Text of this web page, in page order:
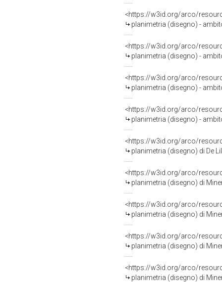
<https://w3id.org/arco/
planimetria (disegno) -
<https://w3id.org/arco/
planimetria (disegno) -
<https://w3id.org/arco/
planimetria (disegno) -
<https://w3id.org/arco/
planimetria (disegno) -
<https://w3id.org/arco/
planimetria (disegno) di De
<https://w3id.org/arco/
planimetria (disegno) di
<https://w3id.org/arco/
planimetria (disegno) di
<https://w3id.org/arco/
planimetria (disegno) di
<https://w3id.org/arco/
planimetria (disegno) di